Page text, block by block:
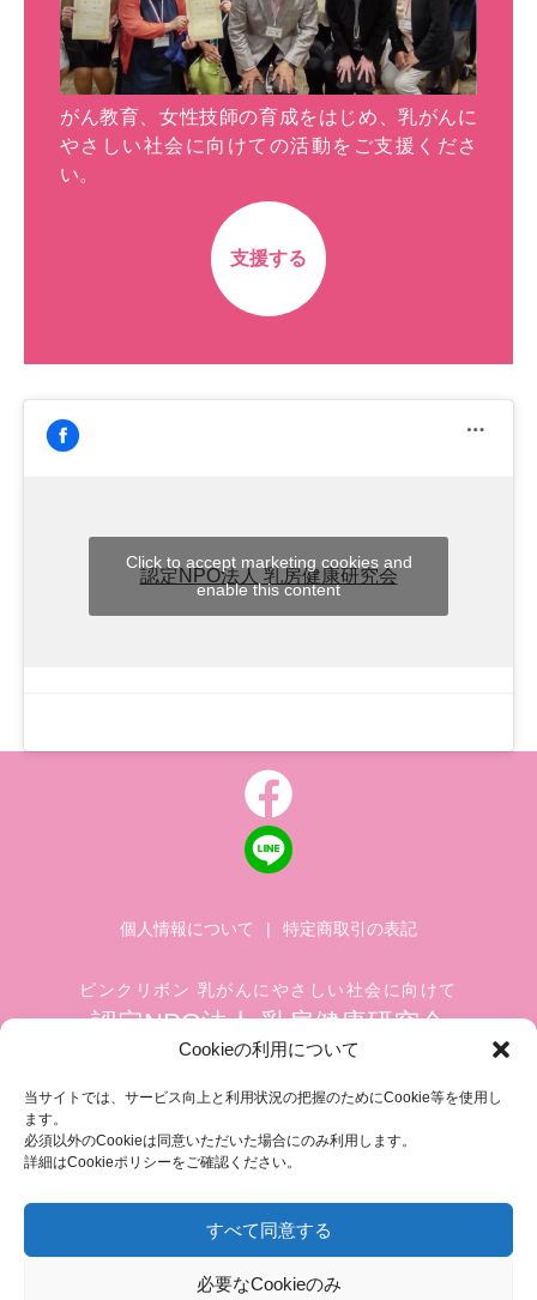
Cookieの利用について
当サイトでは、サービス向上と利用状況の把握のためにCookie等を使用し
ます。
必須以外のCookieは同意いただいた場合にのみ利用します。
詳細はCookieポリシーをご確認ください。
すべて同意する
必要なCookieのみ
がん教育、女性技師の育成をはじめ、乳がんに
やさしい社会に向けての活動をご支援くださ
い。
支援する
認定NPO法人 乳房健康研究会
Click to accept marketing cookies and
enable this content
個人情報について | 特定商取引の表記
ピンクリボン 乳がんにやさしい社会に向けて
認定NPO法人 乳房健康研究会
築地ホワイトビル 1002
FAX.03-3545-6545
info@breastcare.jp
COPYRIGHT (C) 2019 JAPAN SOCIETY OF BREAST HEALTH, ALL RIGHT RESERVED